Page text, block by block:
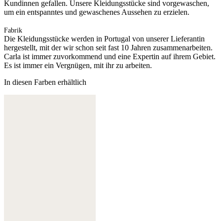
Kundinnen gefallen. Unsere Kleidungsstücke sind vorgewaschen,
um ein entspanntes und gewaschenes Aussehen zu erzielen.
Fabrik
Die Kleidungsstücke werden in Portugal von unserer Lieferantin
hergestellt, mit der wir schon seit fast 10 Jahren zusammenarbeiten.
Carla ist immer zuvorkommend und eine Expertin auf ihrem Gebiet.
Es ist immer ein Vergnügen, mit ihr zu arbeiten.
In diesen Farben erhältlich